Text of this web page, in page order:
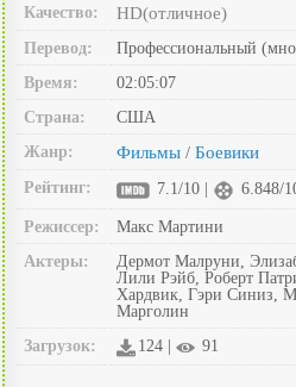
Качество:
HD(отличное)
Перевод:
Профессиональный
Время:
02:05:07
Страна:
США
Жанр:
Фильмы / Боевики
Рейтинг: 7.1/10 | 6.848/
Режиссер:
Макс Мартини
Актеры:
Дермот Малруни,
Лили Рэйб, Роберт
Хардвик, Гэри Синиз,
Марголин
Загрузок:
124 | 91